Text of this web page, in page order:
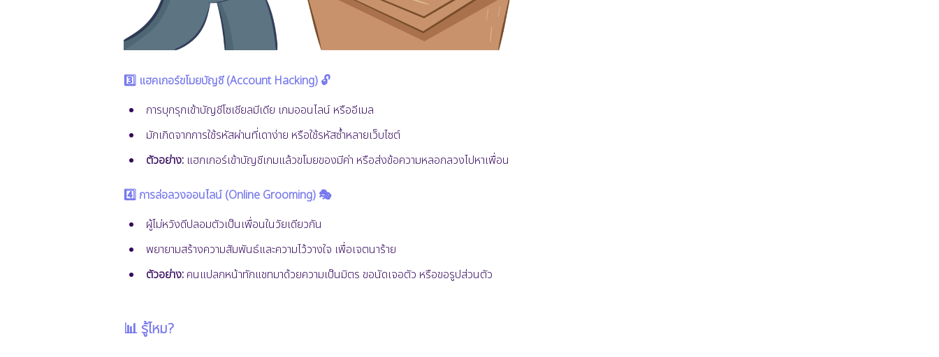
3️⃣ แฮคเกอร์ขโมยบัญชี (Account Hacking) 🔓
การบุกรุกเข้าบัญชีโซเชียลมีเดีย เกมออนไลน์ หรืออีเมล
มักเกิดจากการใช้รหัสผ่านที่เดาง่าย หรือใช้รหัสซ้ำหลายเว็บไซต์
ตัวอย่าง: แฮกเกอร์เข้าบัญชีเกมแล้วขโมยของมีค่า หรือส่งข้อความหลอกลวงไปหาเพื่อน
4️⃣ การล่อลวงออนไลน์ (Online Grooming) 🎭
ผู้ไม่หวังดีปลอมตัวเป็นเพื่อนในวัยเดียวกัน
พยายามสร้างความสัมพันธ์และความไว้วางใจ เพื่อเจตนาร้าย
ตัวอย่าง: คนแปลกหน้าทักแชทมาด้วยความเป็นมิตร ขอนัดเจอตัว หรือขอรูปส่วนตัว
📊 รู้ไหม?